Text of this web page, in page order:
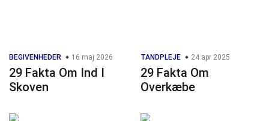
BEGIVENHEDER 16 maj 2026
29 Fakta Om Ind I
Skoven
TANDPLEJE 24 apr 2025
29 Fakta Om
Overkæbe